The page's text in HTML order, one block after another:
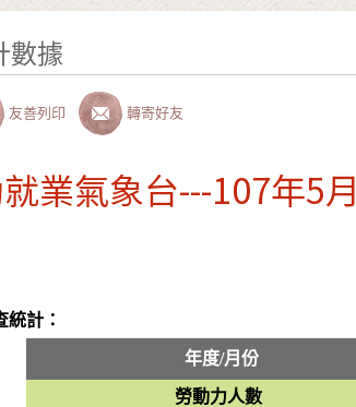
數據
友善列印 轉寄好友
業氣象台---107年5月
計：
年度/月份
勞動力人數